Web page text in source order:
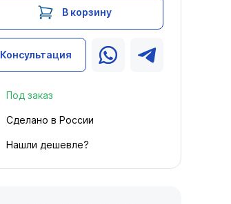
В корзину
Консультация
Под заказ
Сделано в России
Нашли дешевле?